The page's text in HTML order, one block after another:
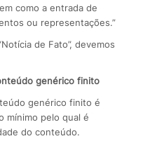
como a entrada de
ou representações.”
de Fato”, devemos
genérico finito
genérico finito é
mínimo pelo qual é
do conteúdo.